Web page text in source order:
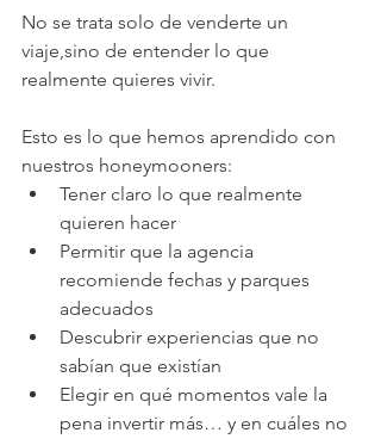
No se trata solo de venderte un
viaje,sino de entender lo que
realmente quieres vivir.
Esto es lo que hemos aprendido con
nuestros honeymooners:
Tener claro lo que realmente
quieren hacer
Permitir que la agencia
recomiende fechas y parques
adecuados
Descubrir experiencias que no
sabían que existían
Elegir en qué momentos vale la
pena invertir más… y en cuáles no